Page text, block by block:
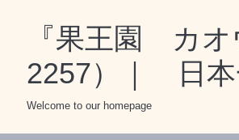
『果王園 カ
2257）｜ 日本
Welcome to our homepage